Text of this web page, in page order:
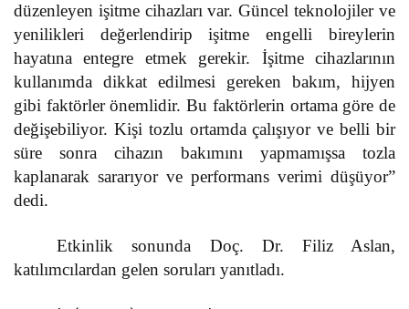
düzenleyen işitme cihazları var. Güncel teknolojiler ve
yenilikleri değerlendirip işitme engelli bireylerin
hayatına entegre etmek gerekir. İşitme cihazlarının
kullanımda dikkat edilmesi gereken bakım, hijyen
gibi faktörler önemlidir. Bu faktörlerin ortama göre de
değişebiliyor. Kişi tozlu ortamda çalışıyor ve belli bir
süre sonra cihazın bakımını yapmamışsa tozla
kaplanarak sararıyor ve performans verimi düşüyor”
dedi.
Etkinlik sonunda Doç. Dr. Filiz Aslan,
katılımcılardan gelen soruları yanıtladı.